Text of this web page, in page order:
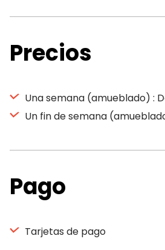
Precios
Una semana (amueblado) :
Un fin de semana
Pago
Tarjetas de pago